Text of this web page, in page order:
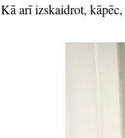
Kā arī izskaidrot, kāpēc,